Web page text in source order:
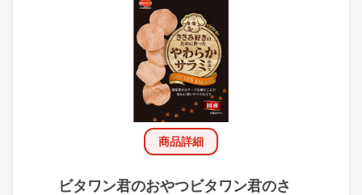
商品詳細
ビタワン君のおやつビタワン君のさ